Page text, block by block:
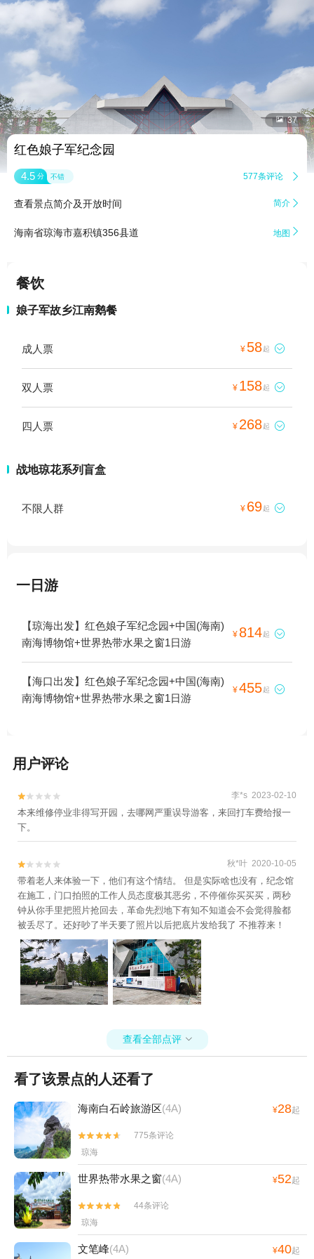
 37
红色娘子军纪念园
4.5 分 不错 577条评论 
查看景点简介及开放时间 简介 
海南省琼海市嘉积镇356县道 地图 
餐饮
娘子军故乡江南鹅餐
成人票 ¥ 58起 
双人票 ¥ 158起 
四人票 ¥ 268起 
战地琼花系列盲盒
不限人群 ¥ 69起 
一日游
【琼海出发】红色娘子军纪念园+中国(海南)
南海博物馆+世界热带水果之窗1日游
¥ 814起 
【海口出发】红色娘子军纪念园+中国(海南)
南海博物馆+世界热带水果之窗1日游
¥455起 
用户评论

 李*s 2023-02-10
本来维修停业非得写开园，去哪网严重误导游客，来回打车费给报一
下。

 秋*叶 2020-10-05
带着老人来体验一下，他们有这个情结。 但是实际啥也没有，纪念馆
在施工，门口拍照的工作人员态度极其恶劣，不停催你买买买，两秒
钟从你手里把照片抢回去，革命先烈地下有知不知道会不会觉得脸都
被丢尽了。还好吵了半天要了照片以后把底片发给我了 不推荐来！
查看全部点评 
看了该景点的人还看了
海南白石岭旅游区(4A) ¥28起


775条评论
琼海
世界热带水果之窗(4A) ¥52起


44条评论
琼海
文笔峰(4A) ¥40起